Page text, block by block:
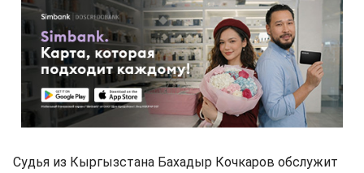
Судья из Кыргызстана Бахадыр Кочкаров обслужит